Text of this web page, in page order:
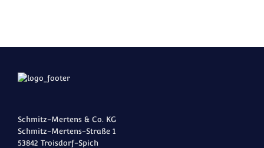
Schmitz-Mertens & Co. KG
Schmitz-Mertens-Straße 1
53842 Troisdorf-Spich